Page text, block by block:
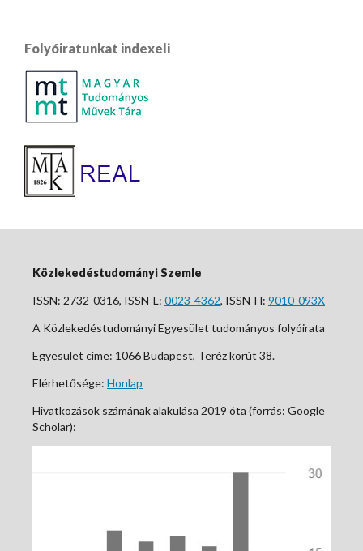
Folyóiratunkat indexeli
Közlekedéstudományi Szemle
ISSN: 2732-0316, ISSN-L: 0023-4362, ISSN-H: 9010-093X
A Közlekedéstudományi Egyesület tudományos folyóirata
Egyesület címe: 1066 Budapest, Teréz körút 38.
Elérhetősége: Honlap
Hivatkozások számának alakulása 2019 óta (forrás: Google
Scholar):